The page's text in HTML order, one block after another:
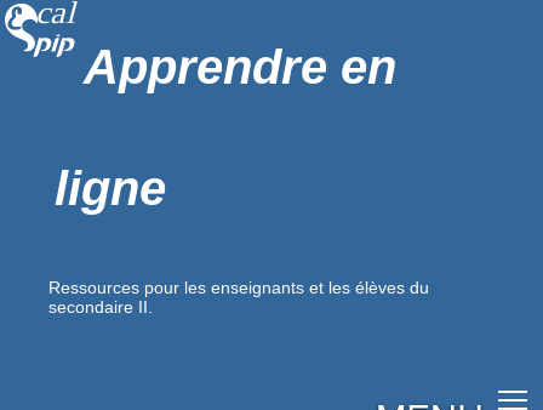
Apprendre en
ligne
Ressources pour les enseignants et les élèves du
secondaire II.